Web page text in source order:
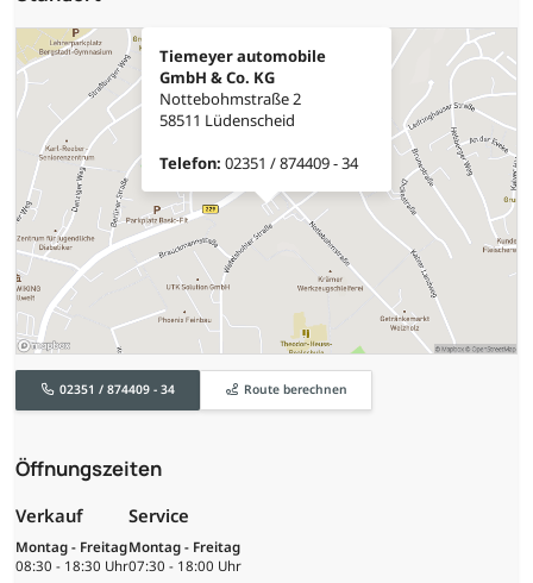
Tiemeyer automobile
GmbH & Co. KG
Nottebohmstraße 2
58511 Lüdenscheid
Telefon: 02351 / 874409 - 34
02351 / 874409 - 34 Route berechnen
Öffnungszeiten
Verkauf
Montag - Freitag
08:30 - 18:30 Uhr
Service
Montag - Freitag
07:30 - 18:00 Uhr